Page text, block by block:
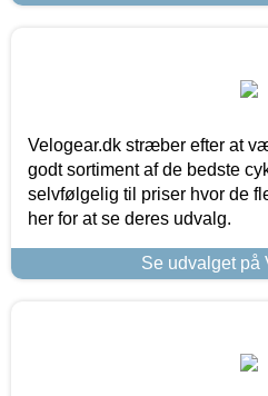
Velogear.dk stræber efter at
godt sortiment af de bedste
selvfølgelig til priser hvor de
her for at se deres udvalg.
Se udvalget på